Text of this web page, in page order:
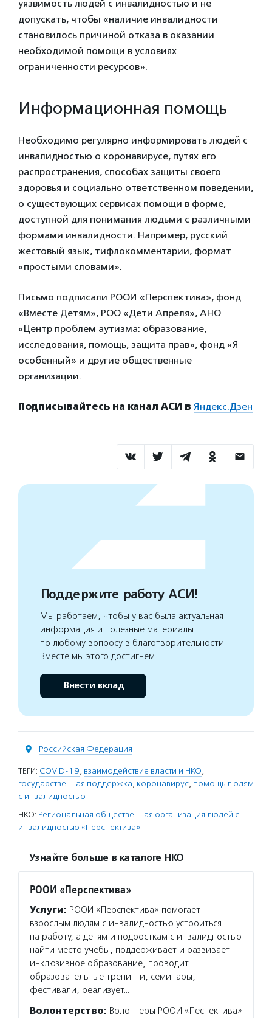
уязвимость людей с инвалидностью и не
допускать, чтобы «наличие инвалидности
становилось причиной отказа в оказании
необходимой помощи в условиях
ограниченности ресурсов».
Информационная помощь
Необходимо регулярно информировать людей с
инвалидностью о коронавирусе, путях его
распространения, способах защиты своего
здоровья и социально ответственном поведении,
о существующих сервисах помощи в форме,
доступной для понимания людьми с различными
формами инвалидности. Например, русский
жестовый язык, тифлокомментарии, формат
«простыми словами».
Письмо подписали РООИ «Перспектива», фонд
«Вместе Детям», РОО «Дети Апреля», АНО
«Центр проблем аутизма: образование,
исследования, помощь, защита прав», фонд «Я
особенный» и другие общественные
организации.
Подписывайтесь на канал АСИ в Яндекс.Дзен
Поддержите работу АСИ!
Мы работаем, чтобы у вас была актуальная
информация и полезные материалы
по любому вопросу в благотворительности.
Вместе мы этого достигнем
Внести вклад
Российская Федерация
ТЕГИ: COVID-19, взаимодействие власти и НКО,
государственная поддержка, коронавирус, помощь людям
с инвалидностью
НКО: Региональная общественная организация людей с
инвалидностью «Перспектива»
Узнайте больше в каталоге НКО
РООИ «Перспектива»
Услуги: РООИ «Перспектива» помогает
взрослым людям с инвалидностью устроиться
на работу, а детям и подросткам с инвалидностью
найти место учебы, поддерживает и развивает
инклюзивное образование, проводит
образовательные тренинги, семинары,
фестивали, реализует…
Волонтерство: Волонтеры РООИ «Песпектива»